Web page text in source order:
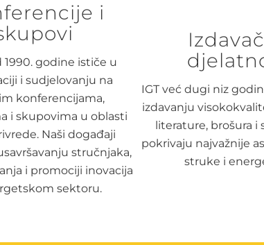
i
1990. godine ističe u
i sudjelovanju na
konferencijama,
i skupovima u oblasti
Naši događaji
stručnjaka,
i promociji inovacija
sektoru.
IGT već dugi niz
izdavanju
literature, brošura i
pokrivaju najvažnije
struke i